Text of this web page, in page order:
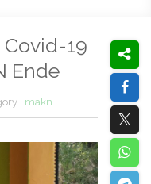
19
Ende
: makn